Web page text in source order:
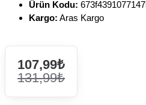
Ürün Kodu:
Kargo: Aras Kargo
107,99₺
131,99₺